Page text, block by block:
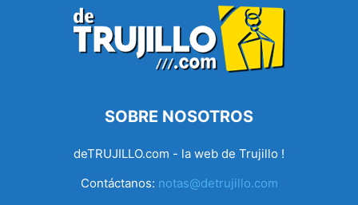
SOBRE NOSOTROS
deTRUJILLO.com - la web de Trujillo !
Contáctanos: notas@detrujillo.com